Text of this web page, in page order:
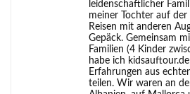
leidenschaftlicher
meiner Tochter auf
Reisen mit anderen
Gepäck. Gemeinsam
Familien (4 Kinder
habe ich
Erfahrungen aus
teilen. Wir waren an